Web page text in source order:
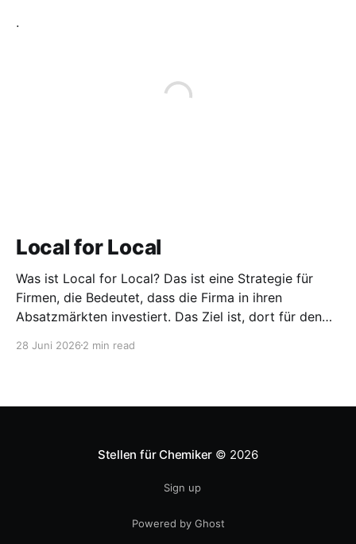
.
Local for Local
Was ist Local for Local? Das ist eine Strategie für
Firmen, die Bedeutet, dass die Firma in ihren
Absatzmärkten investiert. Das Ziel ist, dort für den
entwickeln. Diese Strategie ist von Toyota bekannt,
28 Juni 2026 2 min read
Stellen für Chemiker © 2026
Sign up
Powered by Ghost